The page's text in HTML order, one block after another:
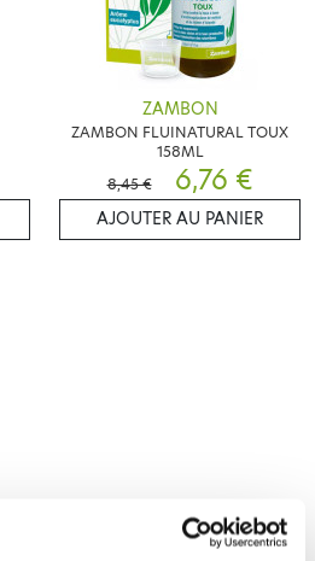
ZAMBON
ZAMBON FLUINATURAL TOUX
158ML
8,45 €
6,76 €
AJOUTER AU PANIER